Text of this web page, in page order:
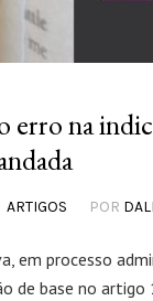
erro na
ARTIGOS POR
em processo
de base no artigo